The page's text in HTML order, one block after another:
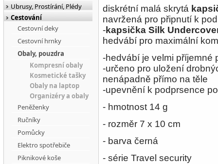
diskrétní malá skrytá
navržená pro připnutí k
-kapsička Silk
hedvábí pro maximální
-hedvábí je velmi příjemné
-určeno pro uložení
nenápadně přímo na těle
-upevnění k podprsence
- hmotnost 14 g
- rozměr 7 x 10 cm
- barva černá
- série Travel security
Ubrusy, Prostírání, Plédy
Cestování
Cestovní deky
Cestovní hrnky
Obaly, pouzdra
Kompresní obaly
Kosmetické tašky
Obaly na laptop
Organizéry a obaly
Peněženky
Ručníky
Pomůcky
Elektro spotřebiče
Piknikové koše